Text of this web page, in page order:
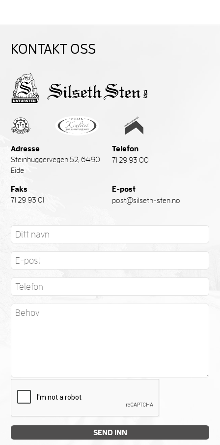
KONTAKT OSS
Adresse
Steinhuggervegen 52, 6490
Eide
Telefon
71 29 93 00
Faks
71 29 93 01
E-post
post@silseth-sten.no
SEND INN